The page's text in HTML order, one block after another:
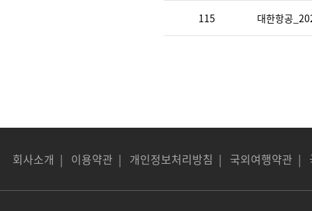
115 대한항공
회사소개 | 이용약관 | 개인정보처리방침 | 국외여행약관 |